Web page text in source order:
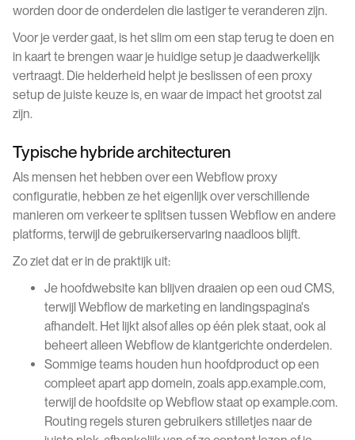
worden door de onderdelen die lastiger te veranderen zijn.
Voor je verder gaat, is het slim om een stap terug te doen en
in kaart te brengen waar je huidige setup je daadwerkelijk
vertraagt. Die helderheid helpt je beslissen of een proxy
setup de juiste keuze is, en waar de impact het grootst zal
zijn.
Typische hybride architecturen
Als mensen het hebben over een Webflow proxy
configuratie, hebben ze het eigenlijk over verschillende
manieren om verkeer te splitsen tussen Webflow en andere
platforms, terwijl de gebruikerservaring naadloos blijft.
Zo ziet dat er in de praktijk uit:
Je hoofdwebsite kan blijven draaien op een oud CMS,
terwijl Webflow de marketing en landingspagina's
afhandelt. Het lijkt alsof alles op één plek staat, ook al
beheert alleen Webflow de klantgerichte onderdelen.
Sommige teams houden hun hoofdproduct op een
compleet apart app domein, zoals app.example.com,
terwijl de hoofdsite op Webflow staat op example.com.
Routing regels sturen gebruikers stilletjes naar de